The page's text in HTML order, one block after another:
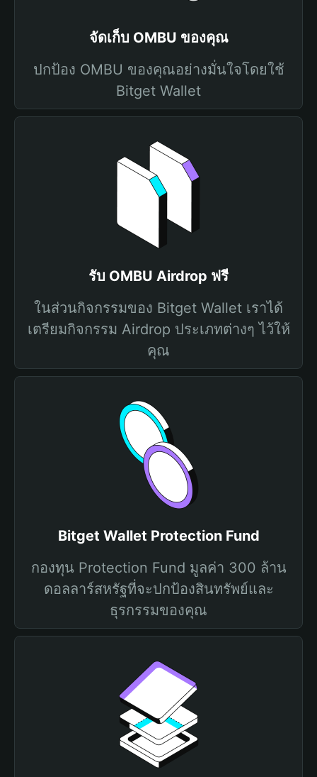
จัดเก็บ OMBU ของคุณ
ปกป้อง OMBU ของคุณอย่างมั่นใจโดยใช้
Bitget Wallet
รับ OMBU Airdrop ฟรี
ในส่วนกิจกรรมของ Bitget Wallet เราได้
เตรียมกิจกรรม Airdrop ประเภทต่างๆ ไว้ให้
คุณ
Bitget Wallet Protection Fund
กองทุน Protection Fund มูลค่า 300 ล้าน
ดอลลาร์สหรัฐที่จะปกป้องสินทรัพย์และ
ธุรกรรมของคุณ